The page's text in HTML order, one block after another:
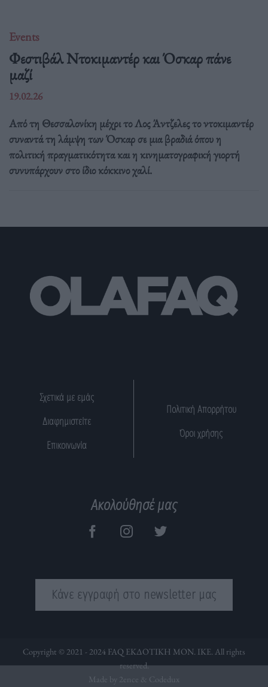
Events
Φεστιβάλ Ντοκιμαντέρ και Όσκαρ πάνε
μαζί
19.02.26
Από τη Θεσσαλονίκη μέχρι το Λος Άντζελες το ντοκιμαντέρ
συναντά τη λάμψη των Όσκαρ σε μια βραδιά όπου η
πολιτική πραγματικότητα και η κινηματογραφική γιορτή
συνυπάρχουν στο ίδιο κόκκινο χαλί.
Σχετικά με εμάς
Διαφημιστείτε
Επικοινωνία
Πολιτική Απορρήτου
Όροι χρήσης
Ακολούθησέ μας
Κάνε εγγραφή στο newsletter μας
Copyright © 2021 - 2024 FAQ ΕΚΔΟΤΙΚΗ ΜΟΝ. ΙΚΕ. All rights
reserved.
Made by 2ence & Codedux